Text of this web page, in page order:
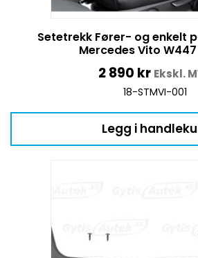
Setetrekk Fører- og enkelt
Mercedes Vito W447
2 890 kr Ekskl.
18-STMVI-001
Legg i